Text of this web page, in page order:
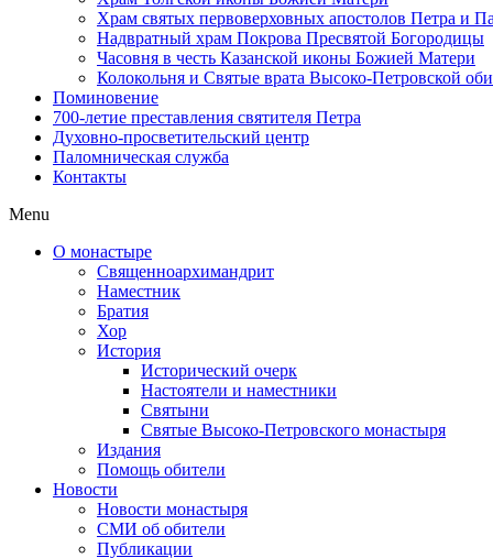
Храм святых первоверховных апостолов Петра и
Надвратный храм Покрова Пресвятой Богородицы
Часовня в честь Казанской иконы Божией Матери
Колокольня и Святые врата Высоко-Петровской
Поминовение
700-летие преставления святителя Петра
Духовно-просветительский центр
Паломническая служба
Контакты
Menu
О монастыре
Священноархимандрит
Наместник
Братия
Хор
История
Исторический очерк
Настоятели и наместники
Святыни
Святые Высоко-Петровского монастыря
Издания
Помощь обители
Новости
Новости монастыря
СМИ об обители
Публикации